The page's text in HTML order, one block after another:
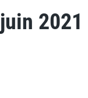
2021